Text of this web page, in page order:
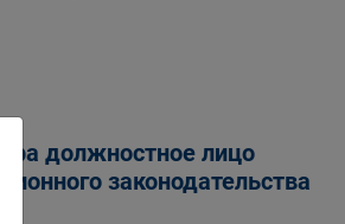
должностное лицо
законодательства